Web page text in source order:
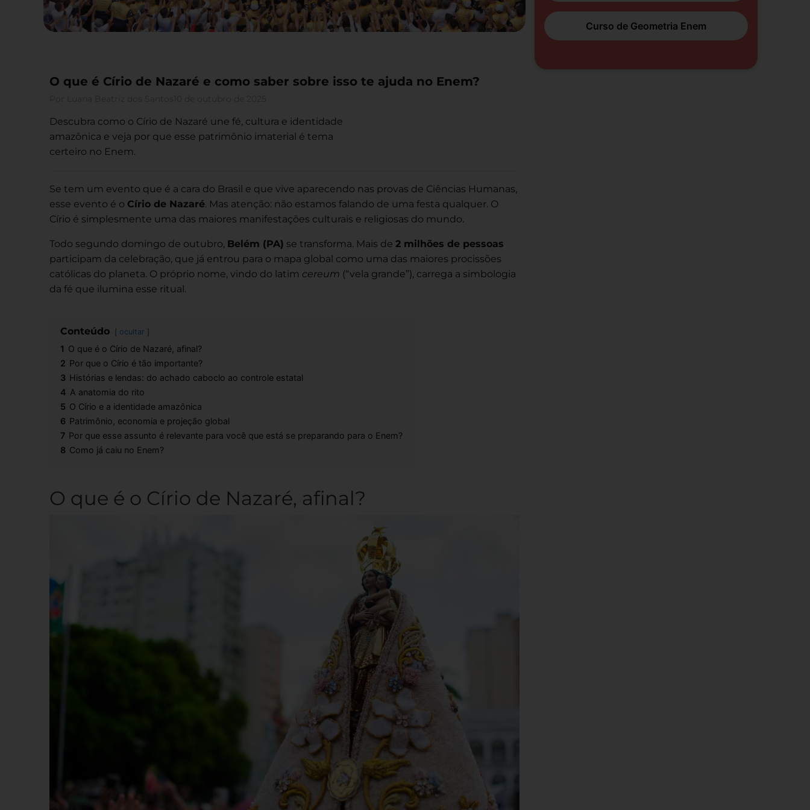
O que é Círio de Nazaré e como saber sobre isso te ajuda no Enem?
Descubra como o Círio de Nazaré une fé, cultura e identidade
amazônica e veja por que esse patrimônio imaterial é tema
certeiro no Enem.
Se tem um evento que é a cara do Brasil e que vive aparecendo nas provas de Ciências Humanas,
esse evento é o Círio de Nazaré. Mas atenção: não estamos falando de uma festa qualquer. O
Círio é simplesmente uma das maiores manifestações culturais e religiosas do mundo.
Todo segundo domingo de outubro, Belém (PA) se transforma. Mais de 2 milhões de pessoas
participam da celebração, que já entrou para o mapa global como uma das maiores procissões
católicas do planeta. O próprio nome, vindo do latim cereum (“vela grande”), carrega a simbologia
da fé que ilumina esse ritual.
Conteúdo ocultar
1 O que é o Círio de Nazaré, afinal?
2 Por que o Círio é tão importante?
3 Histórias e lendas: do achado caboclo ao controle estatal
4 A anatomia do rito
5 O Círio e a identidade amazônica
6 Patrimônio, economia e projeção global
7 Por que esse assunto é relevante para você que está se preparando para o Enem?
8 Como já caiu no Enem?
O que é o Círio de Nazaré, afinal?
Curso de Geometria Enem